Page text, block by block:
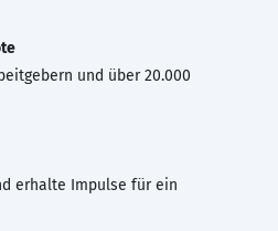
und über 20.000
erhalte Impulse für ein